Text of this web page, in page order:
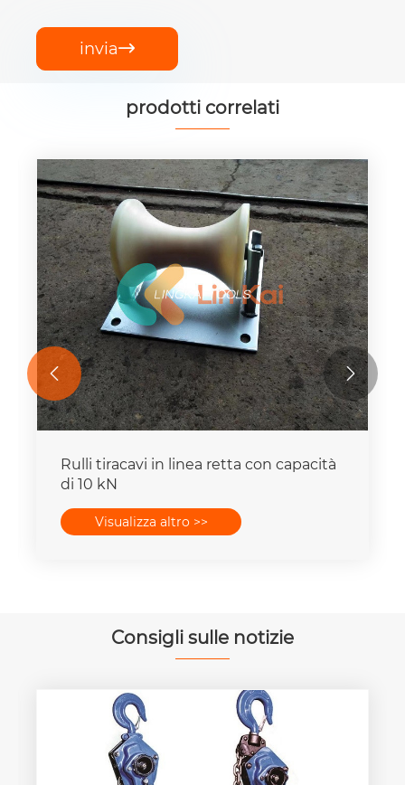
invia
prodotti correlati
Rulli tiracavi in ​​linea retta con capacità
di 10 kN
Visualizza altro >>
 
Consigli sulle notizie